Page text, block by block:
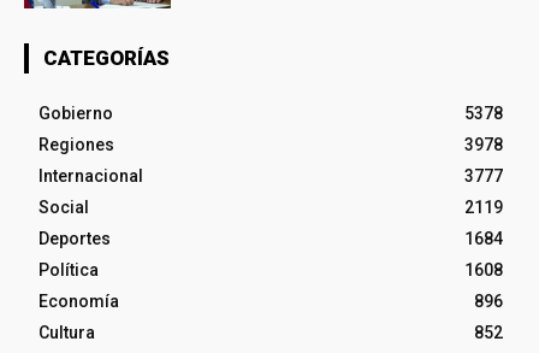
CATEGORÍAS
Gobierno
5378
Regiones
3978
Internacional
3777
Social
2119
Deportes
1684
Política
1608
Economía
896
Cultura
852